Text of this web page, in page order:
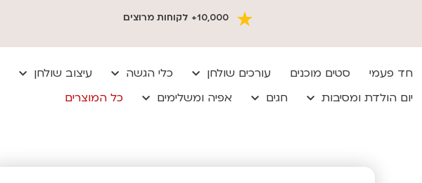
10,000+ לקוחות מרוצים
חד פעמי סטים מוכנים עורכים שולחן כלי הגשה עיצוב שולחן
יום הולדת ומסיבות
חגים אפיה ומשלימים כל המוצרים